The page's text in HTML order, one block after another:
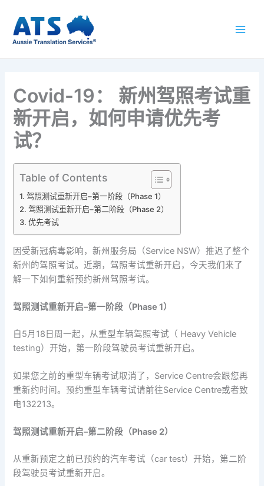
Covid-19： 新州驾照考试重
新开启，如何申请优先考
试？
Table of Contents
驾照测试重新开启–第一阶段（Phase 1）
驾照测试重新开启–第二阶段（Phase 2）
优先考试
因受新冠病毒影响，新州服务局（Service NSW）推迟了整个
新州的驾照考试。近期，驾照考试重新开启，今天我们来了
解一下如何重新预约新州驾照考试。
驾照测试重新开启–第一阶段（Phase 1）
自5月18日周一起，从重型车辆驾照考试（ Heavy Vehicle
testing）开始，第一阶段驾驶员考试重新开启。
如果您之前的重型车辆考试取消了，Service Centre会跟您再
重新约时间。预约重型车辆考试请前往Service Centre或者致
电132213。
驾照测试重新开启–第二阶段（Phase 2）
从重新预定之前已预约的汽车考试（car test）开始，第二阶
段驾驶员考试重新开启。